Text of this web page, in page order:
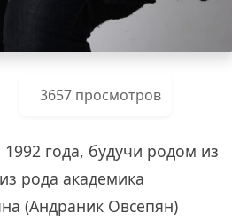
3657 просмотров
года, будучи родом из
рода академика
(Андраник Овсепян)